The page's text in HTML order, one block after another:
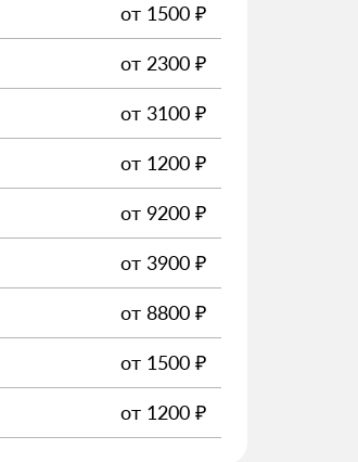
от 1500 ₽
от 2300 ₽
от 3100 ₽
от 1200 ₽
от 9200 ₽
от 3900 ₽
от 8800 ₽
от 1500 ₽
от 1200 ₽